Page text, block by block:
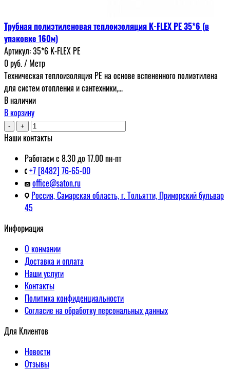
Трубная полиэтиленовая теплоизоляция K-FLEX PE 35*6 (в
упаковке 160м)
Артикул:35*6 K-FLEX PE
0руб./ Метр
Техническая теплоизоляция PE на основе вспененного полиэтилена
для систем отопления и сантехники,...
В наличии
В корзину
- +
Наши контакты
Работаем с 8.30 до 17.00 пн-пт
+7 [8482] 76-65-00
office@saton.ru
Россия, Самарская область, г. Тольятти, Приморский бульвар
45
Информация
О конмании
Доставка и оплата
Наши услуги
Контакты
Политика конфиденциальности
Согласие на обработку персональных данных
Для Клиентов
Новости
Отзывы